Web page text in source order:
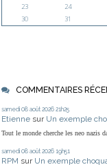
23
24
30
31
COMMENTAIRES
samedi 08 août 2026 21h25
Etienne sur Un exemple
Tout le monde cherche les neo nazis
samedi 08 août 2026 19h51
RPM sur Un exemple